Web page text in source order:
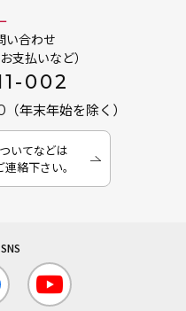
い合わせ
支払いなど）
002
（年末年始を除く）
いてなどは
絡下さい。